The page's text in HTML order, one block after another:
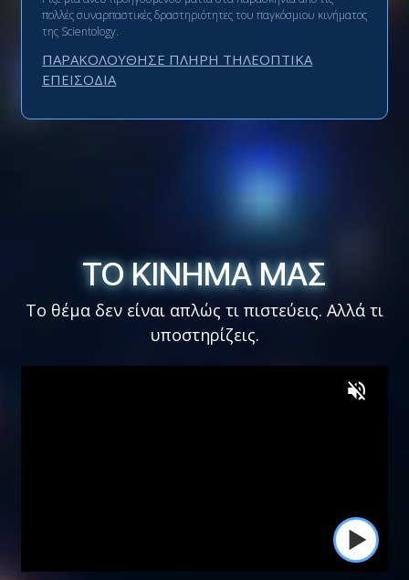
πολλές συναρπαστικές δραστηριότητες του παγκόσμιου κινήματος
της Scientology.
ΠΑΡΑΚΟΛΟΥΘΗΣΕ ΠΛΗΡΗ ΤΗΛΕΟΠΤΙΚΑ
ΕΠΕΙΣΟΔΙΑ
ΤΟ ΚΙΝΗΜΑ ΜΑΣ
ΤΟ ΚΙΝΗΜΑ ΜΑΣ
Το θέμα δεν είναι απλώς τι πιστεύεις. Αλλά τι
υποστηρίζεις.